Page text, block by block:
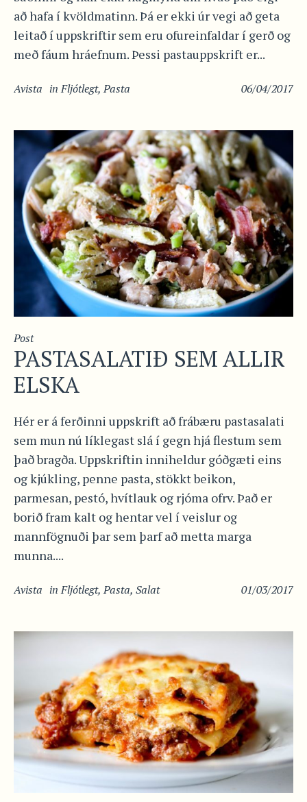
að hafa í kvöldmatinn. Þá er ekki úr vegi að geta
leitað í uppskriftir sem eru ofureinfaldar í gerð og
með fáum hráefnum. Þessi pastauppskrift er...
06/04/2017
Avista inFljótlegt,Pasta
Post
PASTASALATIÐ SEM ALLIR
ELSKA
Hér er á ferðinni uppskrift að frábæru pastasalati
sem mun nú líklegast slá í gegn hjá flestum sem
það bragða. Uppskriftin inniheldur góðgæti eins
og kjúkling, penne pasta, stökkt beikon,
parmesan, pestó, hvítlauk og rjóma ofrv. Það er
borið fram kalt og hentar vel í veislur og
mannfögnuði þar sem þarf að metta marga
munna....
01/03/2017
Avista inFljótlegt,Pasta, Salat